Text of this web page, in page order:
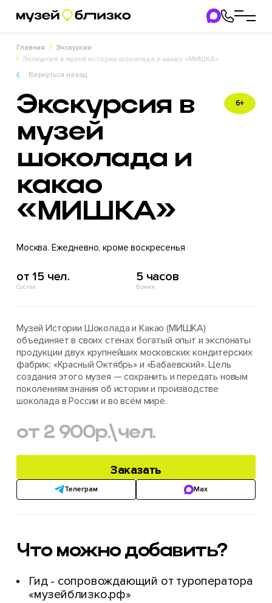
Главная
Экскурсии
Экскурсия в музей истории шоколада и какао «МИШКА»
Вернуться назад
Экскурсия в
музей
шоколада и
какао
«МИШКА»‎
6+
Москва. Ежедневно, кроме воскресенья
от 15 чел.
Состав
5 часов
Время
Музей Истории Шоколада и Какао (МИШКА)
объединяет в своих стенах богатый опыт и экспонаты
продукции двух крупнейших московских кондитерских
фабрик: «Красный Октябрь» и «Бабаевский». Цель
создания этого музея — сохранить и передать новым
поколениям знания об истории и производстве
шоколада в России и во всём мире.
от 2 900р.\чел.
Заказать
Телеграм Max
Что можнодобавить?
Гид - сопровождающий от туроператора
«музейблизко.рф»